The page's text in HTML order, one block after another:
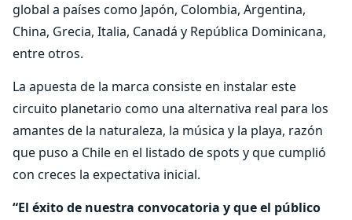
global a países como Japón, Colombia, Argentina,
China, Grecia, Italia, Canadá y República Dominicana,
entre otros.
La apuesta de la marca consiste en instalar este
circuito planetario como una alternativa real para los
amantes de la naturaleza, la música y la playa, razón
que puso a Chile en el listado de spots y que cumplió
con creces la expectativa inicial.
“El éxito de nuestra convocatoria y que el público